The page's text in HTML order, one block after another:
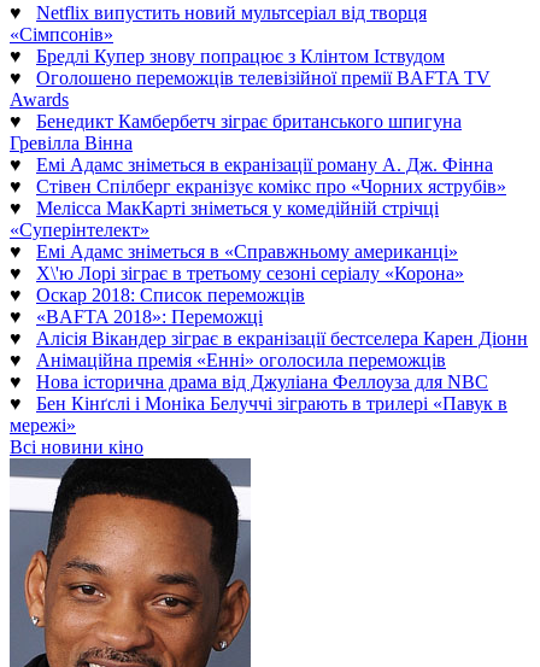
♥ Netflix випустить новий мультсеріал від творця
«Сімпсонів»
♥ Бредлі Купер знову попрацює з Клінтом Іствудом
♥ Оголошено переможців телевізійної премії BAFTA TV
Awards
♥ Бенедикт Камбербетч зіграє британського шпигуна
Гревілла Вінна
♥ Емі Адамс зніметься в екранізації роману А. Дж. Фінна
♥ Стівен Спілберг екранізує комікс про «Чорних яструбів»
♥ Мелісса МакКарті зніметься у комедійній стрічці
«Суперінтелект»
♥ Емі Адамс зніметься в «Справжньому американці»
♥ Х\'ю Лорі зіграє в третьому сезоні серіалу «Корона»
♥ Оскар 2018: Список переможців
♥ «BAFTA 2018»: Переможці
♥ Алісія Вікандер зіграє в екранізації бестселера Карен Діонн
♥ Анімаційна премія «Енні» оголосила переможців
♥ Нова історична драма від Джуліана Феллоуза для NBC
♥ Бен Кінґслі і Моніка Белуччі зіграють в трилері «Павук в
мережі»
Всі новини кіно